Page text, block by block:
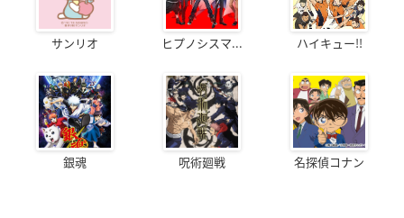
サンリオ ヒプノシスマ... ハイキュー!!
銀魂 呪術廻戦 名探偵コナン